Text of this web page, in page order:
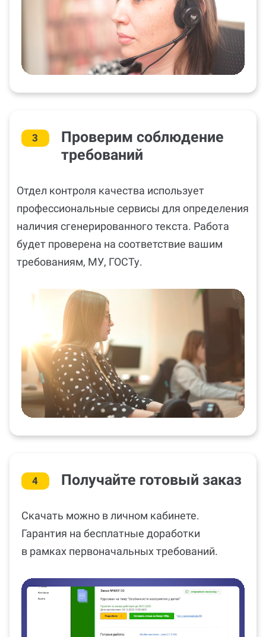
Проверим соблюдение
требований
Отдел контроля качества использует
профессиональные сервисы для определения
наличия сгенерированного текста. Работа
будет проверена на соответствие вашим
Получайте готовый заказ
Скачать можно в личном кабинете.
Гарантия на бесплатные доработки